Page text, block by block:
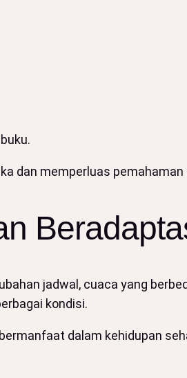
dan memperluas
jadwal, cuaca yang
kondisi.
dalam kehidupan